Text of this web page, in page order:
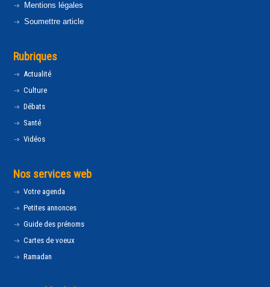
Mentions légales
Soumettre article
Rubriques
Actualité
Culture
Débats
Santé
Vidéos
Nos services web
Votre agenda
Petites annonces
Guide des prénoms
Cartes de voeux
Ramadan